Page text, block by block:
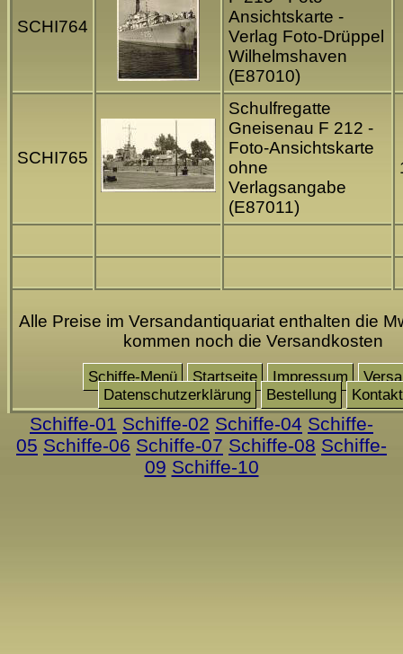
SCHI764
Ansichtskarte -
Verlag Foto-Drüppel
Wilhelmshaven
(E87010)
SCHI765
Schulfregatte
Gneisenau F 212 -
Foto-Ansichtskarte
ohne
Verlagsangabe
(E87011)
Alle Preise im Versandantiquariat enthalten die
kommen noch die Versandkosten
Schiffe-Menü Startseite Impressum
Datenschutzerklärung
Bestellung Kontakt
Schiffe-01 Schiffe-02 Schiffe-04 Schiffe-
05 Schiffe-06 Schiffe-07 Schiffe-08 Schiffe-
09 Schiffe-10